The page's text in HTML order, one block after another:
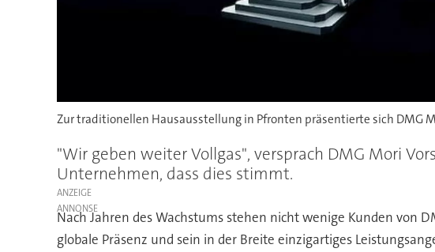
Zur traditionellen Hausausstellung in Pfronten präsentierte sich DMG
"Wir geben weiter Vollgas", versprach DMG Mori
Unternehmen, dass dies stimmt.
ANZEIGE
Nach Jahren des Wachstums stehen nicht wenige Kunden von
globale Präsenz und sein in der Breite einzigartiges